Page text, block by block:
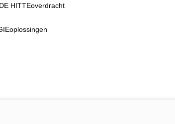
HITTEoverdracht